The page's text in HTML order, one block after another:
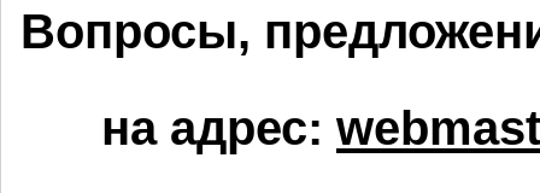
Вопросы,
на адрес: